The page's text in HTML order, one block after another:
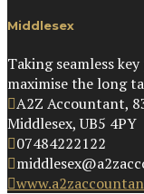
Middlesex
Taking seamless
maximise the long
A2Z Accountant,
Middlesex, UB5 4PY
07484222122